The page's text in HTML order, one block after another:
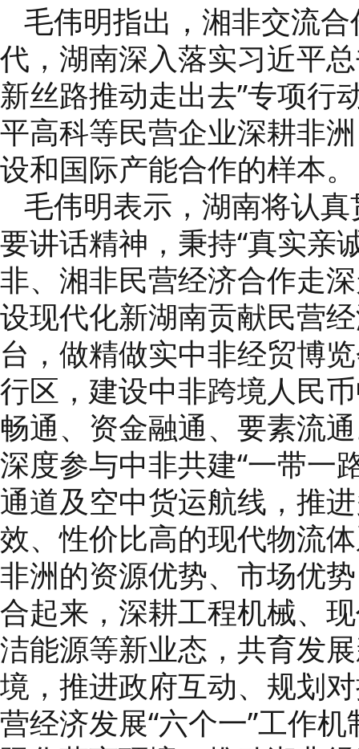
毛伟明指出，湘非交流
代，湖南深入落实习近平
新丝路推动走出去”专项行
平高科等民营企业深耕非
设和国际产能合作的样本。
毛伟明表示，湖南将认
要讲话精神，秉持“真实亲
非、湘非民营经济合作走
设现代化新湖南贡献民营
台，做精做实中非经贸博
行区，建设中非跨境人民
畅通、资金融通、要素流
深度参与中非共建“一带一
通道及空中货运航线，推
效、性价比高的现代物流
非洲的资源优势、市场优
合起来，深耕工程机械、
洁能源等新业态，共育发
境，推进政府互动、规划
营经济发展“六个一”工作